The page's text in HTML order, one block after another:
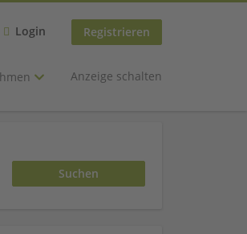
Login Registrieren
Anzeige schalten